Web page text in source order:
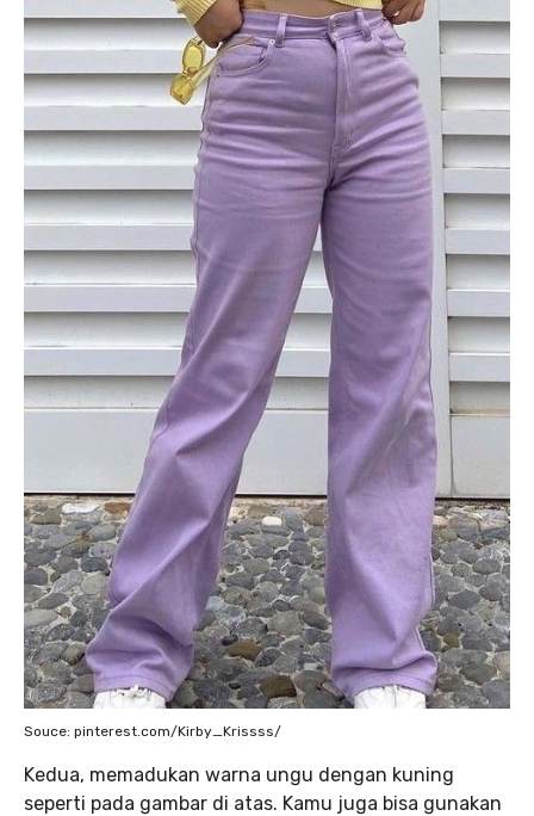
Souce: pinterest.com/Kirby_Krissss/
Kedua, memadukan warna ungu dengan kuning
seperti pada gambar di atas. Kamu juga bisa gunakan